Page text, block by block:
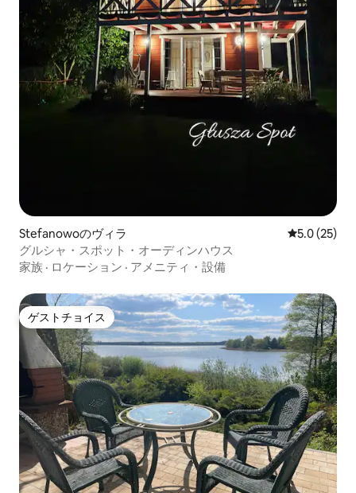
Stefanowoのヴィラ レビュー25
5.0 (25)
グルシャ・スポット・オーディンハウス
家族 · ロケーション · アメニティ・設備
ゲストチョイス
ゲストチョイス